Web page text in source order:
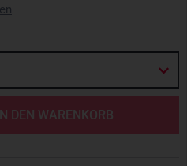
IN DEN WARENKORB